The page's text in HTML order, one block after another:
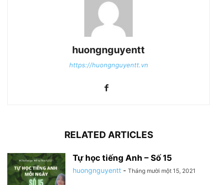
huongnguyentt
https://huongnguyentt.vn
RELATED ARTICLES
Tự học tiếng Anh – Số 15
huongnguyentt - Tháng mười một 15, 2021